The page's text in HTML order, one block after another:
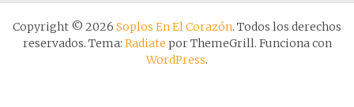
Copyright © 2026 Soplos En El Corazón. Todos los derechos
reservados. Tema: Radiate por ThemeGrill. Funciona con
WordPress.